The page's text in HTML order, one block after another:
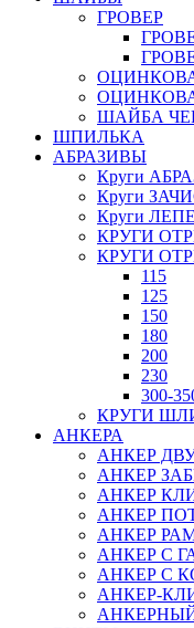
ГРОВЕР
ШАЙБА
ШПИЛЬКА
АБРАЗИВЫ
Круги
Круги
Круги
КРУГИ
КРУГИ
115
125
150
180
200
230
300-
КРУГИ
АНКЕРА
АНКЕР
АНКЕР
АНКЕР
АНКЕР
АНКЕР
АНКЕР С
АНКЕР С
АНКЕР-